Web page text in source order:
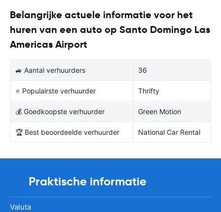
Belangrijke actuele informatie voor het
huren van een auto op Santo Domingo Las
Americas Airport
🚙 Aantal verhuurders 36
⭐ Populairste verhuurder Thrifty
💰 Goedkoopste verhuurder Green Motion
🏆 Best beoordeelde verhuurder National Car Rental
Praktische informatie
Valuta